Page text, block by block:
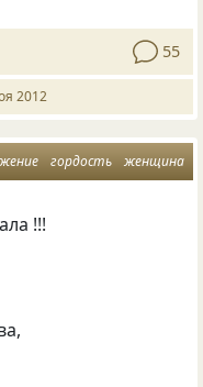
55
2012
гордость женщина
!!!